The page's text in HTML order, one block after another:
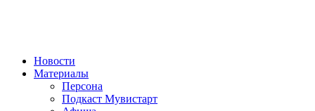
Новости
Материалы
Персона
Подкаст Мувистарт